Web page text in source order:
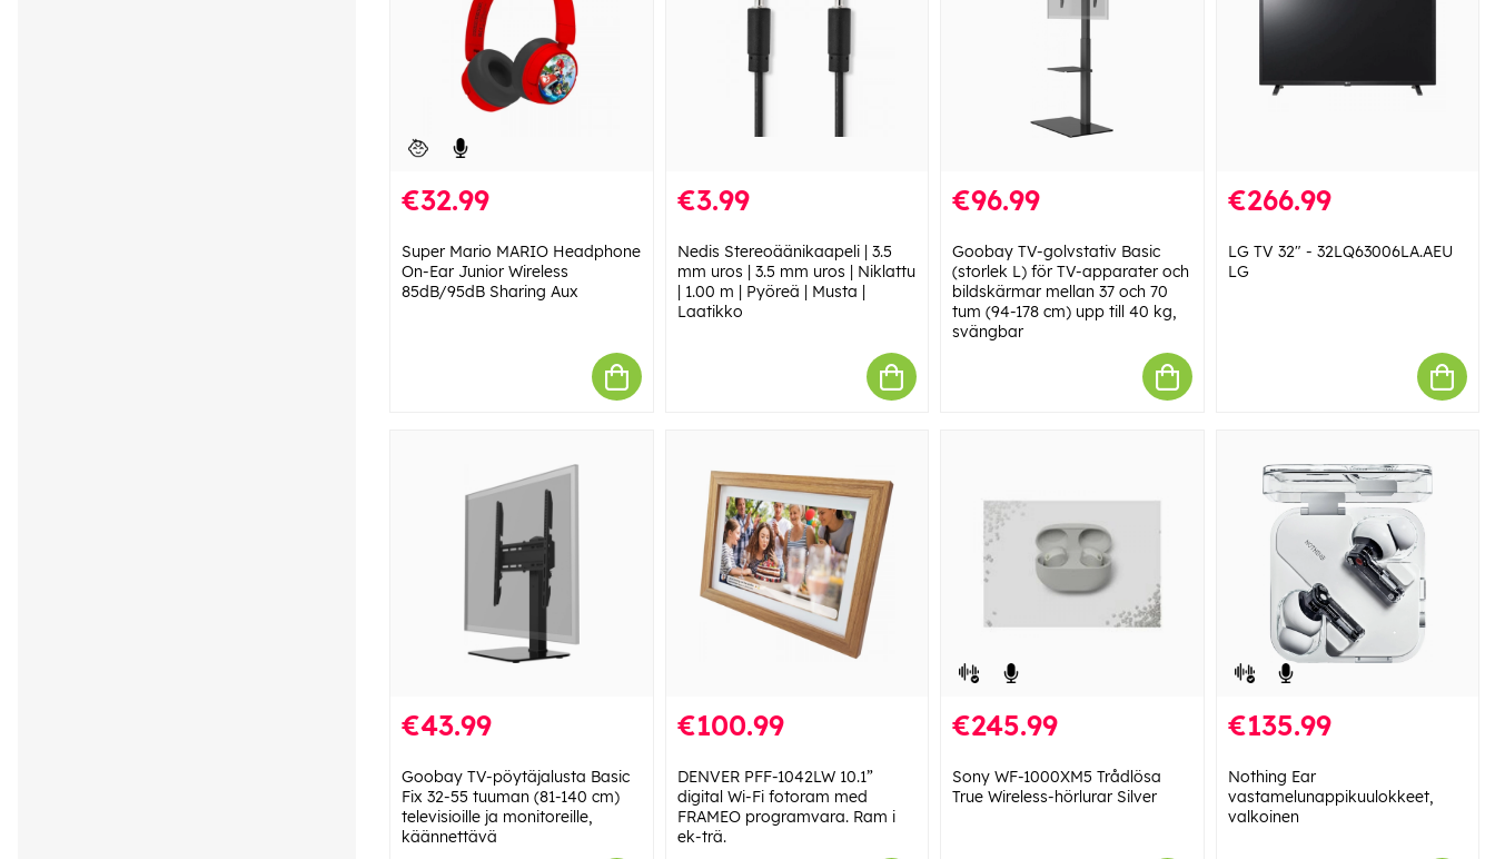
€32.99
Super Mario MARIO Headphone
On-Ear Junior Wireless
85dB/95dB Sharing Aux
€3.99
Nedis Stereoäänikaapeli | 3.5
mm uros | 3.5 mm uros | Niklattu
| 1.00 m | Pyöreä | Musta |
Laatikko
€96.99
Goobay TV-golvstativ Basic
(storlek L) för TV-apparater och
bildskärmar mellan 37 och 70
tum (94-178 cm) upp till 40 kg,
svängbar
€266.99
LG TV 32" - 32LQ63006LA.AEU
LG
€43.99
Goobay TV-pöytäjalusta Basic
Fix 32-55 tuuman (81-140 cm)
televisioille ja monitoreille,
käännettävä
€100.99
DENVER PFF-1042LW 10.1”
digital Wi-Fi fotoram med
FRAMEO programvara. Ram i
ek-trä.
€245.99
Sony WF-1000XM5 Trådlösa
True Wireless-hörlurar Silver
€135.99
Nothing Ear
vastamelunappikuulokkeet,
valkoinen